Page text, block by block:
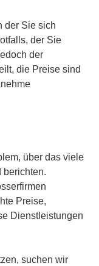
der Sie sich
der Sie
der
die Preise sind
über das viele
berichten.
Preise,
Dienstleistungen
suchen wir